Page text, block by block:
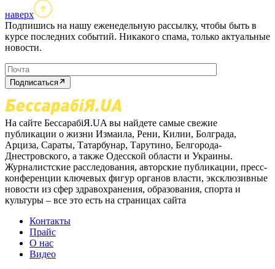
наверх
Подпишись на нашу еженедельную рассылку, чтобы быть в
курсе последних событий. Никакого спама, только актуальные
новости.
Подписаться
На сайте БессарабіЯ.UA вы найдете самые свежие
публикации о жизни Измаила, Рени, Килии, Болграда,
Арциза, Сараты, Татарбунар, Тарутино, Белгорода-
Днестровского, а также Одесской области и Украины.
Журналистские расследования, авторские публикации, пресс-
конференции ключевых фигур органов власти, эксклюзивные
новости из сфер здравохранения, образования, спорта и
культуры – все это есть на страницах сайта
Контакты
Прайс
О нас
Видео